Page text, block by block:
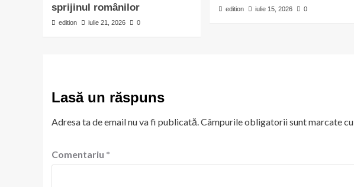
sprijinul românilor
edition iulie 21, 2026 0
edition iulie 15, 2026 0
Lasă un răspuns
Adresa ta de email nu va fi publicată.Câmpurile obligatorii sunt marcate cu
Comentariu *